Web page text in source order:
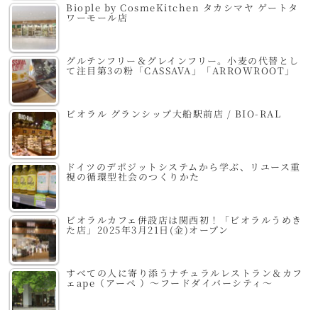
Biople by CosmeKitchen タカシマヤ ゲートタ
ワーモール店
グルテンフリー＆グレインフリー。小麦の代替とし
て注目第3の粉「CASSAVA」「ARROWROOT」
ビオラル グランシップ大船駅前店 / BIO-RAL
ドイツのデポジットシステムから学ぶ、リユース重
視の循環型社会のつくりかた
ビオラルカフェ併設店は関西初！「ビオラルうめき
た店」2025年3月21日(金)オープン
すべての人に寄り添うナチュラルレストラン＆カフ
ェape（アーペ ）～フードダイバーシティ～